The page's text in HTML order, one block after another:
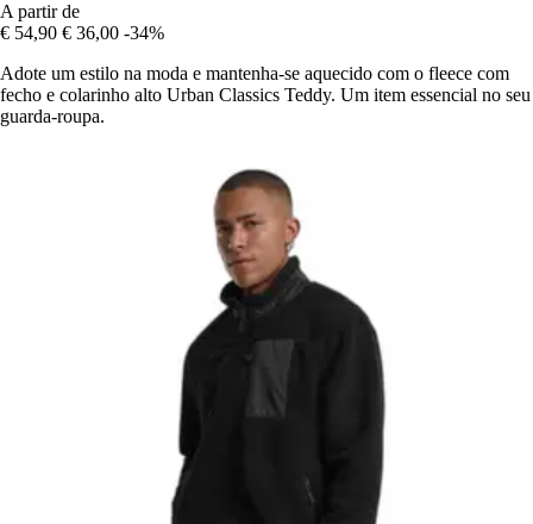
A partir de
€ 54,90 € 36,00 -34%
Adote um estilo na moda e mantenha-se aquecido com o fleece com
fecho e colarinho alto Urban Classics Teddy. Um item essencial no seu
guarda-roupa.